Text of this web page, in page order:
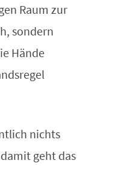
Raum zur
sondern
Hände
nichts
geht das